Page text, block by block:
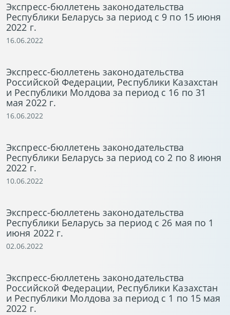
Экспресс-бюллетень законодательства
Республики Беларусь за период с 9 по 15 июня
2022 г.
16.06.2022
Экспресс-бюллетень законодательства
Российской Федерации, Республики Казахстан
и Республики Молдова за период с 16 по 31
мая 2022 г.
16.06.2022
Экспресс-бюллетень законодательства
Республики Беларусь за период со 2 по 8 июня
2022 г.
10.06.2022
Экспресс-бюллетень законодательства
Республики Беларусь за период с 26 мая по 1
июня 2022 г.
02.06.2022
Экспресс-бюллетень законодательства
Российской Федерации, Республики Казахстан
и Республики Молдова за период с 1 по 15 мая
2022 г.